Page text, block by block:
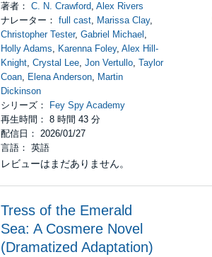
著者：C. N. Crawford,Alex Rivers
ナレーター：full cast, Marissa Clay,
Christopher Tester,Gabriel Michael ,
Holly Adams, Karenna Foley,Alex Hill-
Knight,Crystal Lee,Jon Vertullo,Taylor
Coan, Elena Anderson, Martin
Dickinson
シリーズ：
Fey Spy Academy
再生時間： 8 時間 43 分
配信日： 2026/01/27
言語： 英語
レビューはまだありません。
Tress of the Emerald
Sea: A Cosmere Novel
(Dramatized Adaptation)